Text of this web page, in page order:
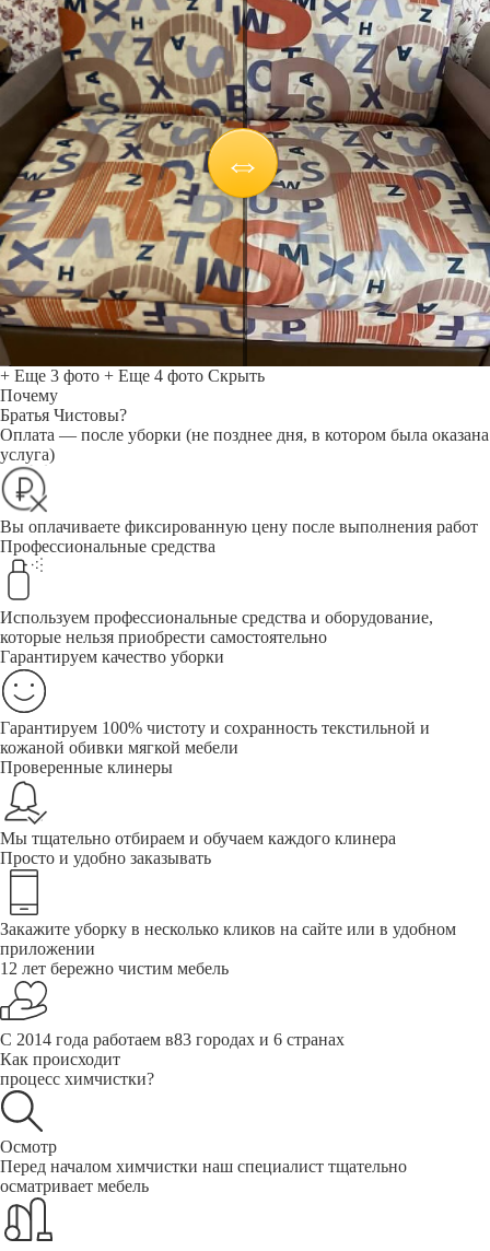
+ Еще 3 фото + Еще 4 фото Скрыть
Почему
Братья Чистовы?
Оплата — после уборки (не позднее дня, в котором была оказана
услуга)
Вы оплачиваете фиксированную цену после выполнения работ
Профессиональные средства
Используем профессиональные средства и оборудование,
которые нельзя приобрести самостоятельно
Гарантируем качество уборки
Гарантируем 100% чистоту и сохранность текстильной и
кожаной обивки мягкой мебели
Проверенные клинеры
Мы тщательно отбираем и обучаем каждого клинера
Просто и удобно заказывать
Закажите уборку в несколько кликов на сайте или в удобном
приложении
12 лет бережно чистим мебель
С 2014 года работаем в83 городах и 6 странах
Как происходит
процесс химчистки?
Осмотр
Перед началом химчистки наш специалист тщательно
осматривает мебель